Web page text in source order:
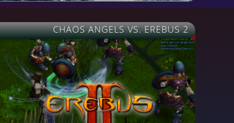
CHAOS ANGELS VS. EREBUS 2